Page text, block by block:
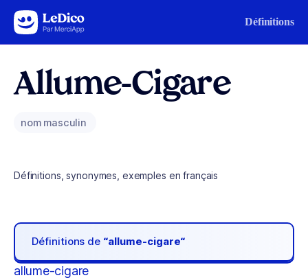
Aller au contenu Définitions
Allume-Cigare
nom masculin
Définitions, synonymes, exemples en français
Définitions de “allume-cigare“
allume-cigare